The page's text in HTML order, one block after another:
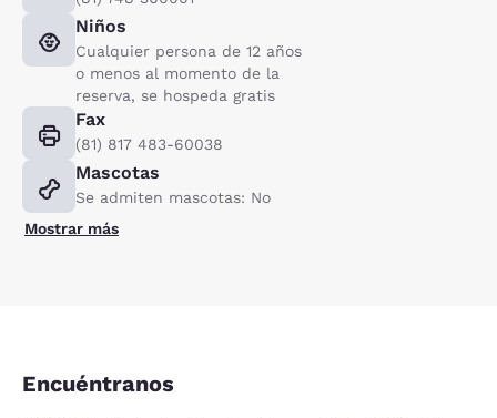
Niños
Cualquier persona de 12 años
o menos al momento de la
reserva, se hospeda gratis
Fax
(81) 817 483-60038
Mascotas
Se admiten mascotas: No
Mostrar más
Encuéntranos